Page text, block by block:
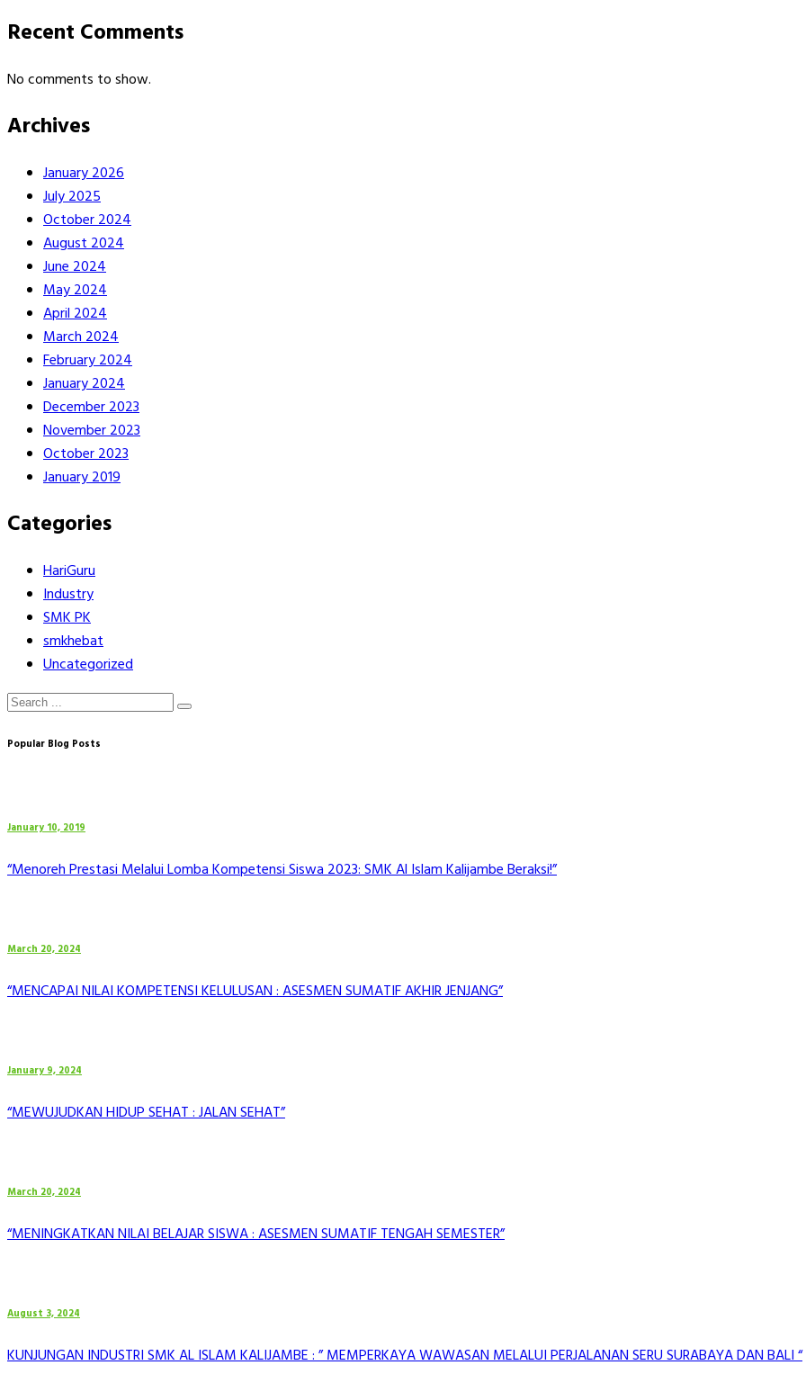
Recent Comments
No comments to show.
Archives
January 2026
July 2025
October 2024
August 2024
June 2024
May 2024
April 2024
March 2024
February 2024
January 2024
December 2023
November 2023
October 2023
January 2019
Categories
HariGuru
Industry
SMK PK
smkhebat
Uncategorized
Popular Blog Posts
January 10, 2019
“Menoreh Prestasi Melalui Lomba Kompetensi Siswa 2023: SMK Al Islam Kalijambe Beraksi!”
March 20, 2024
“MENCAPAI NILAI KOMPETENSI KELULUSAN : ASESMEN SUMATIF AKHIR JENJANG”
January 9, 2024
“MEWUJUDKAN HIDUP SEHAT : JALAN SEHAT”
March 20, 2024
“MENINGKATKAN NILAI BELAJAR SISWA : ASESMEN SUMATIF TENGAH SEMESTER”
August 3, 2024
KUNJUNGAN INDUSTRI SMK AL ISLAM KALIJAMBE : ” MEMPERKAYA WAWASAN MELALUI PERJALANAN SERU SURABAYA DAN BALI “